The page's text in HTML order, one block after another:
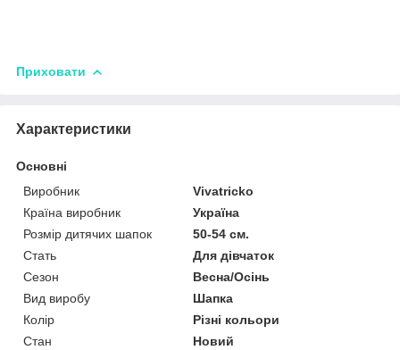
Приховати
Характеристики
Основні
Виробник
Vivatricko
Країна виробник
Україна
Розмір дитячих шапок
50-54 см.
Стать
Для дівчаток
Сезон
Весна/Осінь
Вид виробу
Шапка
Колір
Різні кольори
Стан
Новий